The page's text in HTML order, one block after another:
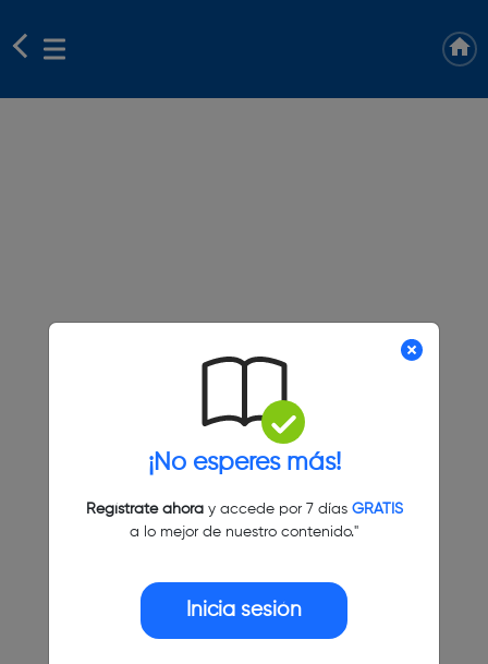
¡No esperes más!
Regístrate ahoray accede por 7 días GRATIS
a lo mejor de nuestro contenido."
Inicia sesión